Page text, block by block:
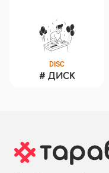
DISC
# ДИСК